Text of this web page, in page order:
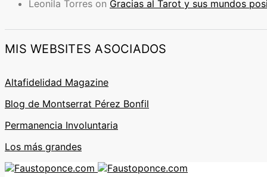
Leonila Torres on Gracias al Tarot y sus mundos
MIS WEBSITES ASOCIADOS
Altafidelidad Magazine
Blog de Montserrat Pérez Bonfil
Permanencia Involuntaria
Los más grandes